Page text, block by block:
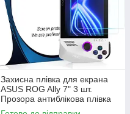
Захисна плівка для екрана
ASUS ROG Ally 7" 3 шт.
Прозора антиблікова плівка
від подряпин і відбитків